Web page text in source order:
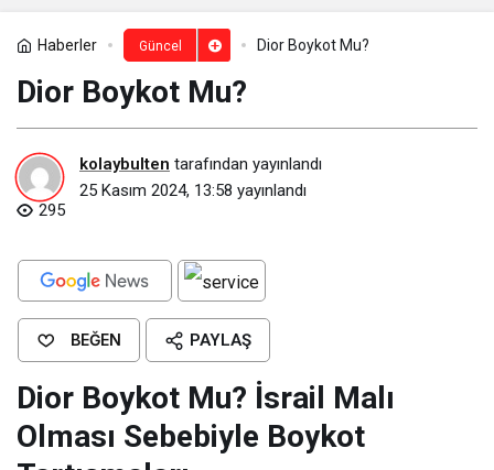
Haberler Güncel Dior Boykot Mu?
Dior Boykot Mu?
kolaybulten tarafından yayınlandı
25 Kasım 2024, 13:58 yayınlandı
295
BEĞEN PAYLAŞ
Dior Boykot Mu? İsrail Malı
Olması Sebebiyle Boykot